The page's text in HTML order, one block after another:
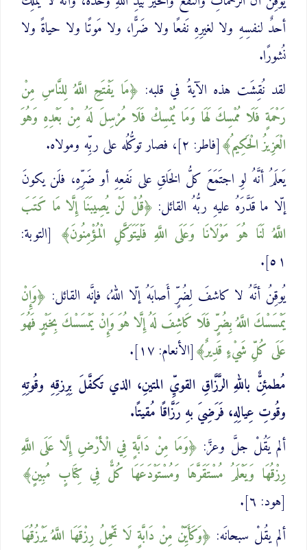
أحدٌ لنفسِهِ ولا لغيرِهِ نَفعًا ولا ضَرًّا، ولا مَوتًا ولا حياةً ولا
نُشورًا.
لقد نُقِشَت هذه الآيةُ في قلبه:
‌مَا ‌يَفْتَحِ اللَّهُ لِلنَّاسِ مِنْ
رَحْمَةٍ فَلَا مُمْسِكَ لَهَا وَمَا يُمْسِكْ فَلَا مُرْسِلَ لَهُ مِنْ بَعْدِهِ وَهُوَ
الْعَزِيزُ الْحَكِيمُ [فاطر: ٢]، فصار توكُّلُه على ربِّه ومولاه.
يَعلَمُ أنَّهُ لوِ اجتَمَعَ كلُّ الخَلقِ على نَفعِهِ أو ضَرِّهِ، فلَن يكونَ
إلّا ما قَدَّرَهُ عليهِ ربُّهُ القائل:
قُلْ ‌لَنْ ‌يُصِيبَنَا إِلَّا مَا كَتَبَ
اللَّهُ لَنَا هُوَ مَوْلَانَا وَعَلَى اللَّهِ فَلْيَتَوَكَّلِ الْمُؤْمِنُونَ
[التوبة:
٥١].
يُوقِنُ أنَّهُ لا كاشفَ لِضُرٍّ أَصابَهُ إلّا اللهُ، فإنَّه القائل:
وَإِنْ
‌يَمْسَسْكَ اللَّهُ بِضُرٍّ فَلَا كَاشِفَ لَهُ إِلَّا هُوَ وَإِنْ ‌يَمْسَسْكَ بِخَيْرٍ فَهُوَ
عَلَى كُلِّ شَيْءٍ قَدِيرٌ [الأنعام: ١٧].
مُطمئِنٌّ باللهِ الرَّزَّاقِ القويِّ المتينِ، الذي تَكفَّلَ بِرِزقِهِ وقُوتِهِ
وقُوتِ عِيالِهِ، فَرَضِيَ بهِ رَزَّاقًا مُقيتًا.
ألم يَقُلْ جلَّ وعزَّ:
وَمَا مِنْ دَابَّةٍ فِي الْأَرْضِ إِلَّا عَلَى اللَّهِ
‌رِزْقُهَا وَيَعْلَمُ مُسْتَقَرَّهَا وَمُسْتَوْدَعَهَا كُلٌّ فِي كِتَابٍ مُبِينٍ
[هود: ٦].
ألم يقُلْ سبحانَه:
وَكَأَيِّنْ مِنْ دَابَّةٍ لَا تَحْمِلُ ‌رِزْقَهَا اللَّهُ ‌يَرْزُقُهَا